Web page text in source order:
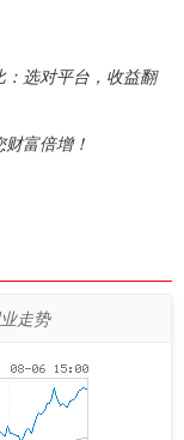
选对平台，收益翻
富倍增！
走势